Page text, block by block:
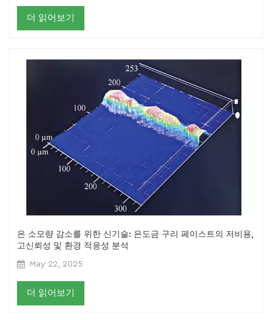
더 읽어보기
은 소모량 감소를 위한 신기술: 은도금 구리 페이스트의 저비용,
고신뢰성 및 환경 적응성 분석
May 22, 2025
더 읽어보기